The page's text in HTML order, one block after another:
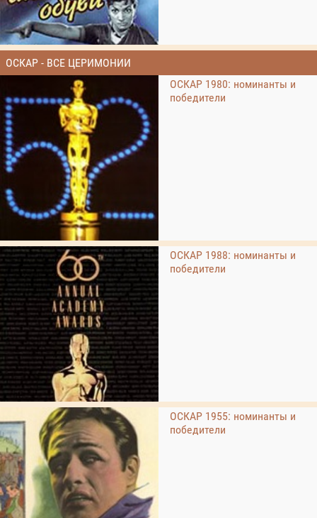
ОСКАР - ВСЕ ЦЕРИМОНИИ
ОСКАР 1980: номинанты и
победители
ОСКАР 1988: номинанты и
победители
ОСКАР 1955: номинанты и
победители